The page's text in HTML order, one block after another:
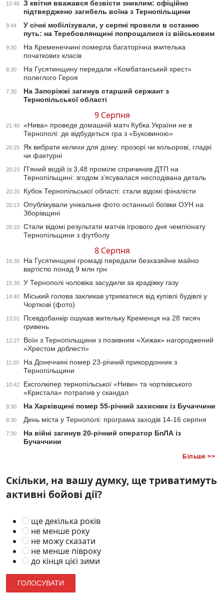
10:46
З квітня вважався безвісти зниклим: офіційно
підтверджено загибель воїна з Тернопільщини
9:44
У січні мобілізували, у серпні провели в останню
путь: на Теребовлянщині попрощалися із військовим
9:30
На Кременеччині померла багаторічна вчителька
початкових класів
8:30
На Гусятинщину передали «Комбатанський хрест»
полеглого Героя
7:30
На Запоріжжі загинув старший сержант з
Тернопільської області
9 Серпня
21:40
«Нива» проведе домашній матч Кубка України не в
Тернополі: де відбудеться гра з «Буковиною»
20:25
Як вибрати келихи для дому: прозорі чи кольорові, гладкі
чи фактурні
20:23
П’яний водій із 3,48 проміле спричинив ДТП на
Тернопільщині: згодом з’ясувалася несподівана деталь
20:20 Кубок Тернопільської області: стали відомі фіналісти
20:13
Опублікували унікальне фото останньої боївки ОУН на
Зборівщині
20:10
Стали відомі результати матчів ігрового дня чемпіонату
Тернопільщини з футболу
8 Серпня
16:30
На Гусятинщині громаді передали безхазяйне майно
вартістю понад 9 млн грн
15:30 У Тернополі чоловіка засудили за крадіжку газу
14:40
Міський голова закликав утриматися від купівлі будівлі у
Чорткові (фото)
13:01
Псевдобанкір ошукав жительку Кременця на 28 тисяч
гривень
12:27
Воїн з Тернопільщини з позивним «Хижак» нагороджений
«Хрестом доблесті»
11:00
На Донеччині помер 23-річний прикордонник з
Тернопільщини
10:42
Ексголкіпер тернопільської «Ниви» та чортківського
«Кристала» потрапив у скандал
9:30 На Харківщині помер 55-річний захисник із Бучаччини
8:30 День міста у Тернополі: програма заходів 14-16 серпня
7:30
На війні загинув 20-річний оператор БпЛА із
Бучаччини
Більше >>
Скільки, на вашу думку, ще триватимуть
активні бойові дії?
ще декілька років
не менше року
не можу сказати
не менше півроку
до кінця цієї зими